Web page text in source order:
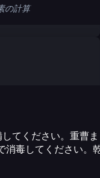
の計算
てください。重曹ま
消毒してください。